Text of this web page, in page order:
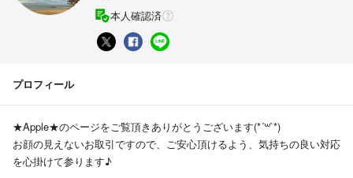
本人確認済
プロフィール
★Apple★のページをご覧頂きありがとうございます(*´꒳`*)
お顔の見えないお取引ですので、ご安心頂けるよう、気持ちの良い対応
を心掛けて参ります♪